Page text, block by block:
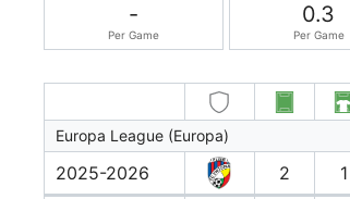
-
Per Game
0.3
Per Game
Europa League (Europa)
2025-2026 2 1